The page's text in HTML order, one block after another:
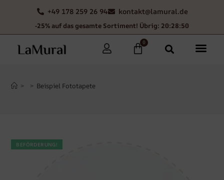
+49 178 259 26 94 kontakt@lamural.de
-25% auf das gesamte Sortiment! Übrig: 20:28:50
0
> > Beispiel Fototapete
BEFÖRDERUNG!